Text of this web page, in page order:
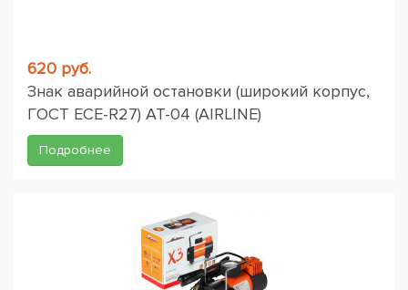
620 руб.
Знак аварийной остановки (широкий корпус,
ГОСТ ЕСЕ-R27) AT-04 (AIRLINE)
Подробнее